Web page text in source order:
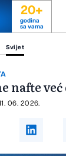
20+
godina
sa vama
Svijet
nafte
06. 2026.